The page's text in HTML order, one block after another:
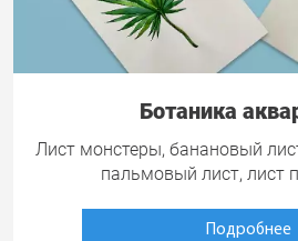
Ботаника
Лист монстеры, банановый
пальмовый лист, лист
Подробнее